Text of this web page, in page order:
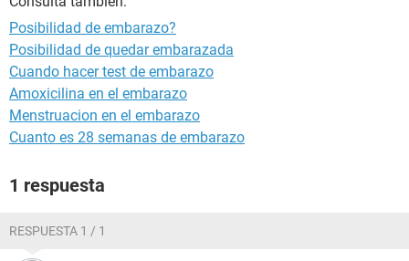
Posibilidad de embarazo?
Posibilidad de quedar embarazada
Cuando hacer test de embarazo
Amoxicilina en el embarazo
Menstruacion en el embarazo
Cuanto es 28 semanas de embarazo
1 respuesta
RESPUESTA 1 / 1